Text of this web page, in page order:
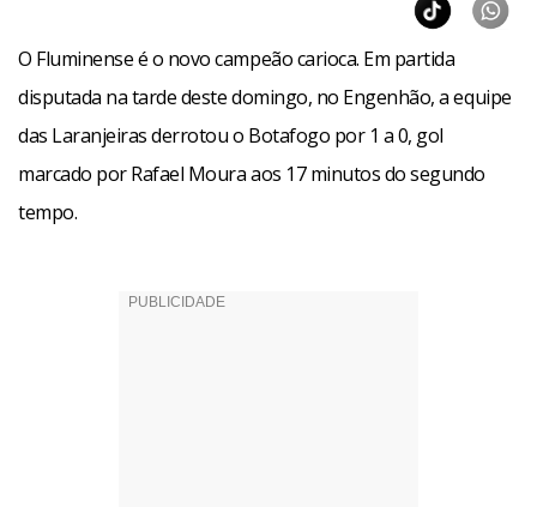
O Fluminense é o novo campeão carioca. Em partida
disputada na tarde deste domingo, no Engenhão, a equipe
das Laranjeiras derrotou o Botafogo por 1 a 0, gol
marcado por Rafael Moura aos 17 minutos do segundo
tempo.